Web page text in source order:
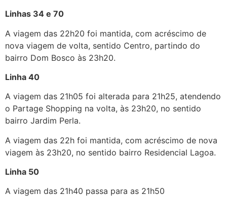
Linhas 34 e 70
A viagem das 22h20 foi mantida, com acréscimo de
nova viagem de volta, sentido Centro, partindo do
bairro Dom Bosco às 23h20.
Linha 40
A viagem das 21h05 foi alterada para 21h25, atendendo
o Partage Shopping na volta, às 23h20, no sentido
bairro Jardim Perla.
A viagem das 22h foi mantida, com acréscimo de nova
viagem às 23h20, no sentido bairro Residencial Lagoa.
Linha 50
A viagem das 21h40 passa para as 21h50